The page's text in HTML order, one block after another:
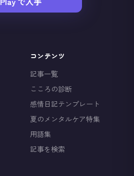
コンテンツ
記事一覧
こころの診断
感情日記テンプレート
夏のメンタルケア特集
用語集
記事を検索